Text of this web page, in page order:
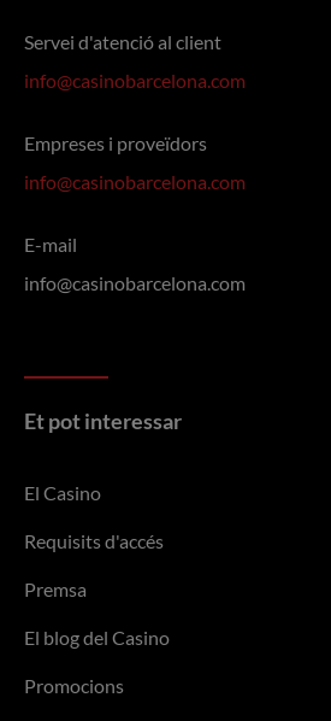
Servei d'atenció al client
info@casinobarcelona.com
Empreses i proveïdors
info@casinobarcelona.com
E-mail
info@casinobarcelona.com
Et pot interessar
El Casino
Requisits d'accés
Premsa
El blog del Casino
Promocions